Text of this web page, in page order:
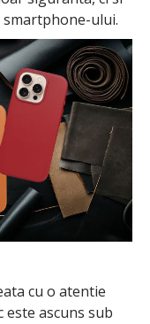
ului.
cu o atentie
ascuns sub